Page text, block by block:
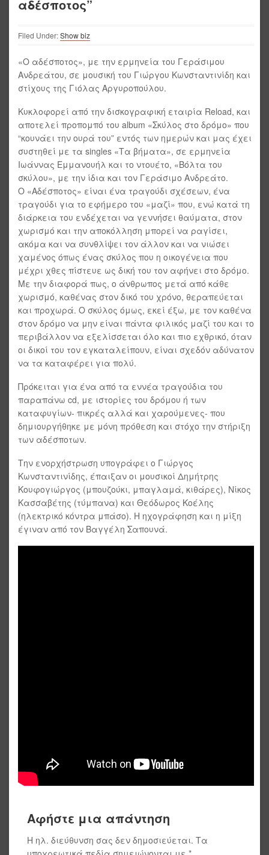
αδέσποτος”
Filed Under:Show biz
«Ο αδέσποτος», με την ερμηνεία του Γεράσιμου
Ανδρεάτου, σε μουσική του Γιώργου Κωνσταντινίδη και
στίχους της Γιόλας Αργυροπούλου.
Κυκλοφορεί από την δισκογραφική εταιρία Reload, και
αποτελεί προπομπό του album «Σκύλος στο δρόμο» που
“κουνάει την ουρά του” εντός των ημερών και μας έχει
συστηθεί με τα singles «Τα βήματα», σε ερμηνεία
Ιωάννας Εμμανουήλ και το ντουέτο, «Βόλτα του
σκύλου», με την ίδια και τον Γεράσιμο Ανδρεάτο.
Ο «Αδέσποτος» είναι ένα τραγούδι σχέσεων, ένα
τραγούδι για το εφήμερο του «μαζί» που, ενώ κατά τη
διάρκεια του ενδέχεται να γεννήσει θαύματα, στον
χωρισμό και την αποκόλληση μπορεί να ραγίσει,
ακόμα και να συνθλίψει τον άλλον και να νιώσει
χαμένος όπως ένας σκύλος που η οικογένεια που
μέχρι χθες πίστευε ως δική του τον αφήνει στο δρόμο.
Με την διαφορά πως, ο άνθρωπος μετά από κάθε
χωρισμό, καθένας στον δικό του χρόνο, θεραπεύεται
και προχωρά. Ο σκύλος όμως, εκεί έξω, με τον καθένα
στον δρόμο να μην είναι πάντα φιλικός μαζί του και το
περιβάλλον να εξελίσσεται όλο και πιο εχθρικό, όταν
οι δικοί του τον εγκαταλείπουν, είναι σχεδόν αδύνατον
να τα καταφέρει για πολύ.
Πρόκειται για ένα από τα εννέα τραγούδια του
παραπάνω cd, με ιστορίες του δρόμου ή των
καταφυγίων- πικρές αλλά και χαρούμενες- που
δημιουργήθηκε με μόνη πρόθεση και στόχο την στήριξη
των αδέσποτων.
Την ενορχήστρωση υπογράφει ο Γιώργος
Κωνσταντινίδης, έπαιξαν οι μουσικοί Δημήτρης
Κουφογιώργος (μπουζούκι, μπαγλαμά, κιθάρες), Νίκος
Κασσαβέτης (τύμπανα) και Θεόδωρος Κοέλης
(ηλεκτρικό κόντρα μπάσο). Η ηχογράφηση και η μίξη
έγιναν από τον Βαγγέλη Σαπουνά.
Αφήστε μια απάντηση
Η ηλ. διεύθυνση σας δεν δημοσιεύεται. Τα